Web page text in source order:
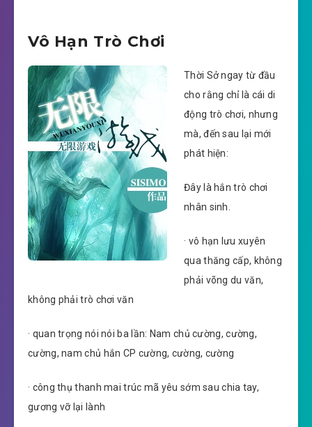
Vô Hạn Trò Chơi
Thời Sở ngay từ đầu
cho rằng chỉ là cái di
động trò chơi, nhưng
mà, đến sau lại mới
phát hiện:
Đây là hắn trò chơi
nhân sinh.
· vô hạn lưu xuyên
qua thăng cấp, không
phải võng du văn,
không phải trò chơi văn
· quan trọng nói nói ba lần: Nam chủ cường, cường,
cường, nam chủ hắn CP cường, cường, cường
· công thụ thanh mai trúc mã yêu sớm sau chia tay,
gương vỡ lại lành